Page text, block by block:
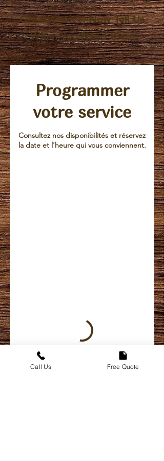
Great Choice, Now Tell Us
When You Need them
Programmer
votre service
Consultez nos disponibilités et réservez
la date et l'heure qui vous conviennent.
Call Us Free Quote